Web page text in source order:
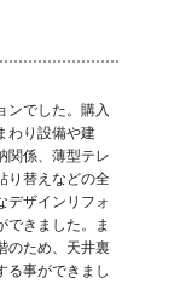
ンでした。購入
わり設備や建
関係、薄型テレ
り替えなどの全
デザインリフォ
できました。ま
のため、天井裏
る事ができまし